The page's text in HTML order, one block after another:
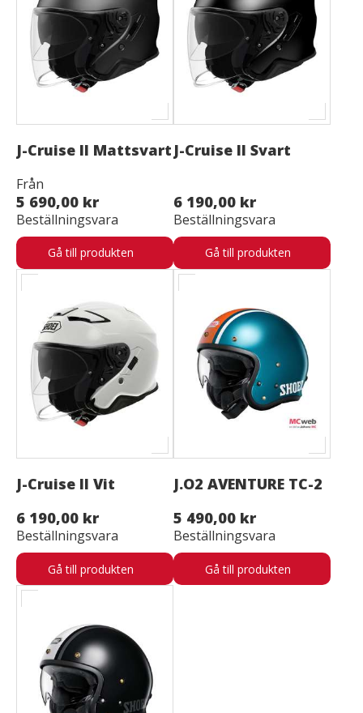
J-Cruise II Mattsvart
Från
5 690,00 kr
Beställningsvara
Gå till produkten
J-Cruise II Svart
6 190,00 kr
Beställningsvara
Gå till produkten
J-Cruise II Vit
6 190,00 kr
Beställningsvara
Gå till produkten
J.O2 AVENTURE TC-2
5 490,00 kr
Beställningsvara
Gå till produkten